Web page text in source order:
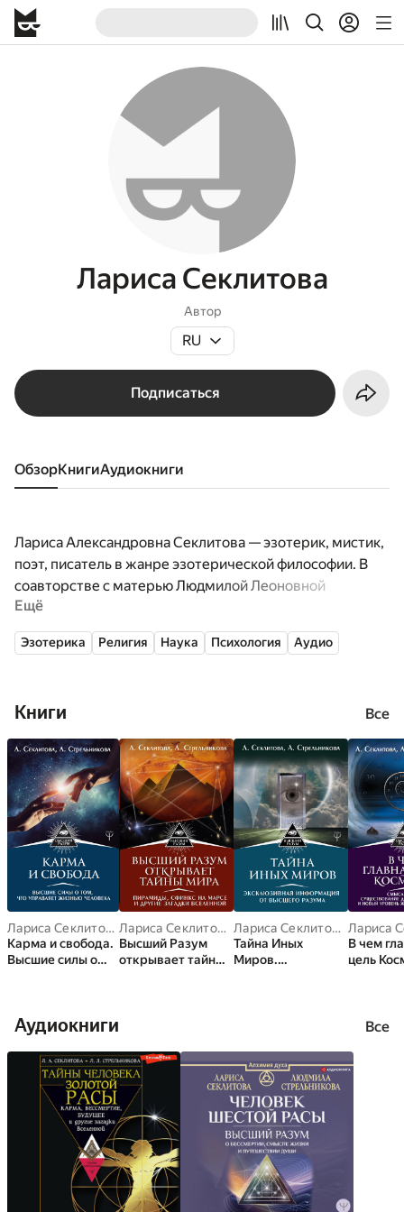
Лариса Секлитова
Автор
RU
Подписаться
Обзор книги аудиокниги
Лариса Александровна Секлитова — эзотерик, мистик,
поэт, писатель в жанре эзотерической философии. В
соавторстве с матерью Людмилой Леоновной
Стрельниковой написала более 50 книг различных
серий, выдержавших несколько переизданий. Лариса
Секлитова имеет средне-техническое образование.
матерью и отцом Александром Ивановичем
Стрельниковым увлеклась изучением уфологии,
биолокации, биоэнергетики, познакомилась с основами
астрологии.
Ещё
Эзотерика Религия Наука Психология Аудио
Книги Все
Лариса Секлитова ,Людмила Стрельникова
Карма и свобода.
Высшие силы о
Лариса Секлитова ,Людмила Стрельникова
Высший Разум
открывает тайны
Лариса Секлитова ,
Тайна Иных
Миров.
В чем
цель
смерти
без
Аудиокниги Все